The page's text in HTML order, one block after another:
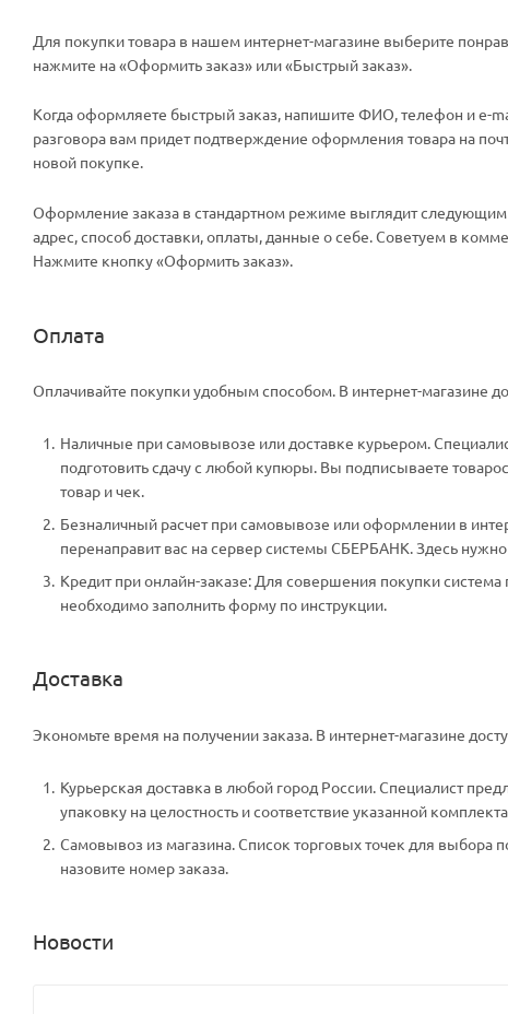
Для покупки товара в нашем интернет-магазине выберите
нажмите на «Оформить заказ» или «Быстрый заказ».
Когда оформляете быстрый заказ, напишите ФИО, телефон и e-
разговора вам придет подтверждение оформления товара на
новой покупке.
Оформление заказа в стандартном режиме выглядит
адрес, способ доставки, оплаты, данные о себе. Советуем в
Нажмите кнопку «Оформить заказ».
Оплата
Оплачивайте покупки удобным способом. В интернет-магазине
Наличные при самовывозе или доставке курьером.
подготовить сдачу с любой купюры. Вы подписываете
товар и чек.
Безналичный расчет при самовывозе или оформлении в
перенаправит вас на сервер системы СБЕРБАНК. Здесь
Кредит при онлайн-заказе: Для совершения покупки
необходимо заполнить форму по инструкции.
Доставка
Экономьте время на получении заказа. В интернет-магазине
Курьерская доставка в любой город России. Специалист
упаковку на целостность и соответствие указанной
Самовывоз из магазина. Список торговых точек для выбора
назовите номер заказа.
Новости